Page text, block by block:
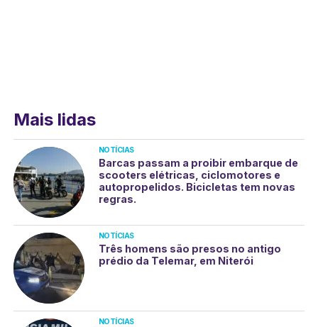
Mais lidas
NOTÍCIAS
Barcas passam a proibir embarque de
scooters elétricas, ciclomotores e
autopropelidos. Bicicletas tem novas
regras.
NOTÍCIAS
Três homens são presos no antigo
prédio da Telemar, em Niterói
NOTÍCIAS